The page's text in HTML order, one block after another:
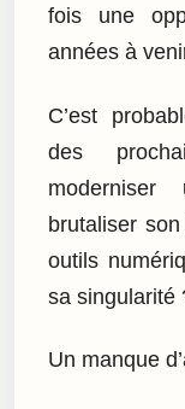
fois une
années à
C’est
des
brutaliser
outils
sa singularité
Un manque